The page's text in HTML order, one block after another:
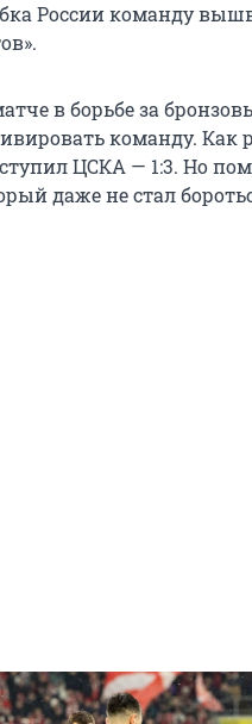
России команду
в борьбе за
команду. Как
ЦСКА — 1:3. Но
даже не стал